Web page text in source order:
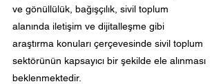
ve gönüllülük, bağışçılık, sivil toplum
alanında iletişim ve dijitalleşme gibi
araştırma konuları çerçevesinde sivil toplum
sektörünün kapsayıcı bir şekilde ele alınması
beklenmektedir.